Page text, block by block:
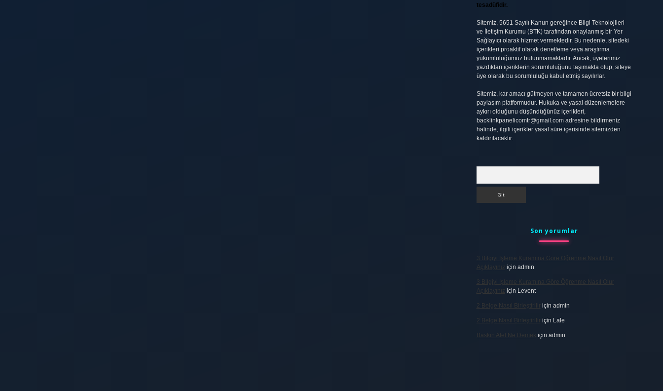
tesadüfidir.
Sitemiz, 5651 Sayılı Kanun gereğince Bilgi Teknolojileri
ve İletişim Kurumu (BTK) tarafından onaylanmış bir Yer
Sağlayıcı olarak hizmet vermektedir. Bu nedenle, sitedeki
içerikleri proaktif olarak denetleme veya araştırma
yükümlülüğümüz bulunmamaktadır. Ancak, üyelerimiz
yazdıkları içeriklerin sorumluluğunu taşımakta olup, siteye
üye olarak bu sorumluluğu kabul etmiş sayılırlar.
Sitemiz, kar amacı gütmeyen ve tamamen ücretsiz bir bilgi
paylaşım platformudur. Hukuka ve yasal düzenlemelere
aykırı olduğunu düşündüğünüz içerikleri,
backlinkpanelicomtr@gmail.comadresine bildirmeniz
halinde, ilgili içerikler yasal süre içerisinde sitemizden
kaldırılacaktır.
Son yorumlar
3 Bilgiyi Işleme Kuramına Göre Öğrenme Nasıl Olur
Açıklayınız için admin
3 Bilgiyi Işleme Kuramına Göre Öğrenme Nasıl Olur
Açıklayınız için Levent
2 Belge Nasıl Birleştirilir için admin
2 Belge Nasıl Birleştirilir için Lale
Baskın Alel Ne Demek için admin